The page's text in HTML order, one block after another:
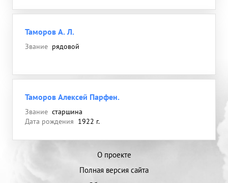
Таморов А. Л.
Звание рядовой
Таморов Алексей Парфен.
Звание старшина
Дата рождения 1922 г.
О проекте
Полная версия сайта